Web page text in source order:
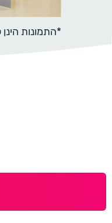
*התמונות